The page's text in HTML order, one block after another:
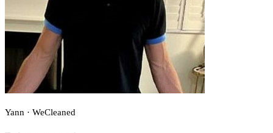
Yann · WeCleaned